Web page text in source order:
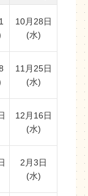
10月28日
(水)
11月25日
(水)
12月16日
(水)
2月3日
(水)